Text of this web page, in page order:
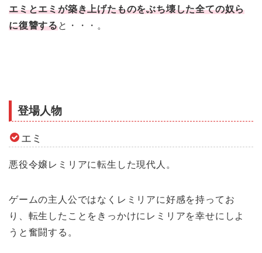
エミとエミが築き上げたものをぶち壊した全ての奴ら
に復讐すると・・・。
登場人物
エミ
悪役令嬢レミリアに転生した現代人。
ゲームの主人公ではなくレミリアに好感を持ってお
り、転生したことをきっかけにレミリアを幸せにしよ
うと奮闘する。